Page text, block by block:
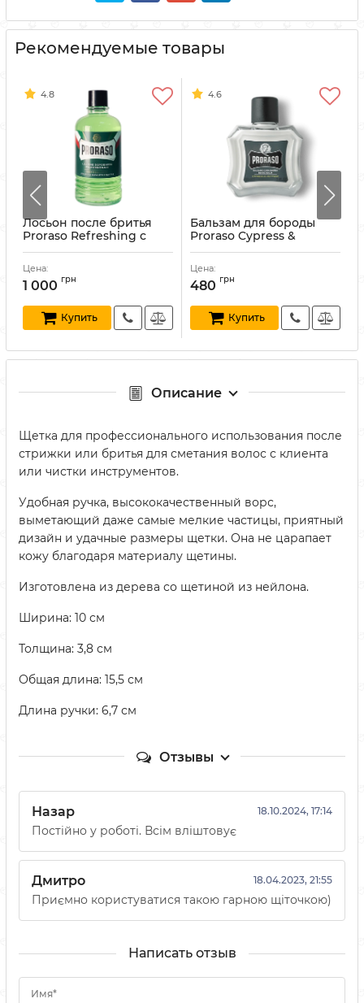
Рекомендуемые товары
4.8
Лосьон после бритья
Proraso Refreshing с
эвкалиптом и ментолом
400 мл
Артикул: 8004395006755
Цена:
1 000 грн
Купить
4.6
Бальзам для бороды
Proraso Cypress &
Vetyver Beard Balm 100
мл
Артикул:
Цена:
480 грн
Купить
Описание
Щетка для профессионального использования после
стрижки или бритья для сметания волос с клиента
или чистки инструментов.
Удобная ручка, высококачественный ворс,
выметающий даже самые мелкие частицы, приятный
дизайн и удачные размеры щетки. Она не царапает
кожу благодаря материалу щетины.
Изготовлена из дерева со щетиной из нейлона.
Ширина: 10 см
Толщина: 3,8 см
Общая длина: 15,5 см
Длина ручки: 6,7 см
Отзывы
Назар 18.10.2024, 17:14
Постійно у роботі. Всім вліштовує
Дмитро 18.04.2023, 21:55
Приємно користуватися такою гарною щіточкою)
Написать отзыв
Имя*